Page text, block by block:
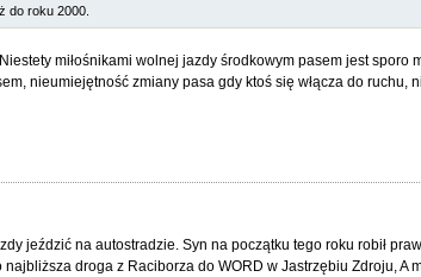
do roku 2000.
miłośnikami wolnej jazdy środkowym pasem jest sporo
nieumiejętność zmiany pasa gdy ktoś się włącza do ruchu,
jeździć na autostradzie. Syn na początku tego roku robił
najbliższa droga z Raciborza do WORD w Jastrzębiu Zdroju, A